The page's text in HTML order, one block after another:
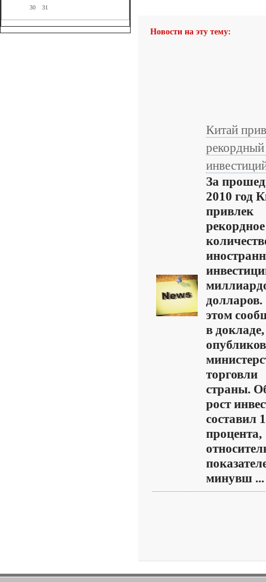
30
31
Новости на эту тему:
Китай
За
2010 год
привлек
рекордное
этом
в докладе,
торговли
страны.
рост
составил
процента,
минувш ...